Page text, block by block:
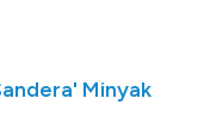
Minyak